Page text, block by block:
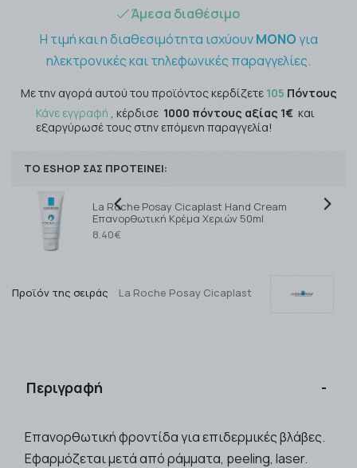
Άμεσα διαθέσιμο
Η τιμή και η διαθεσιμότητα ισχύουνΜΟΝΟγια
ηλεκτρονικές και τηλεφωνικές παραγγελίες.
Με την αγορά αυτού του προϊόντος κερδίζετε 105 Πόντους
Κάνε εγγραφή , κέρδισε 1000 πόντους αξίας 1€ και
εξαργύρωσέ τους στην επόμενη παραγγελία!
ΤΟ ESHOP ΣΑΣ ΠΡΟΤΕΙΝΕΙ:
La Roche Posay Cicaplast Hand Cream
Επανορθωτική Κρέμα Χεριών 50ml
8.40€
Προϊόν της σειράς La Roche Posay Cicaplast
Περιγραφή
Επανορθωτική φροντίδα για επιδερμικές βλάβες.
Εφαρμόζεται μετά από ράμματα, peeling, laser.